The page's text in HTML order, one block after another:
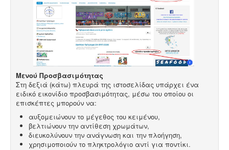
Μενού Προσβασιμότητας
Στη δεξιά (κάτω) πλευρά της ιστοσελίδας υπάρχει ένα
ειδικό εικονίδιο προσβασιμότητας, μέσω του οποίου οι
επισκέπτες μπορούν να:
αυξομειώνουν το μέγεθος του κειμένου,
βελτιώνουν την αντίθεση χρωμάτων,
διευκολύνουν την ανάγνωση και την πλοήγηση,
χρησιμοποιούν το πληκτρολόγιο αντί για ποντίκι.